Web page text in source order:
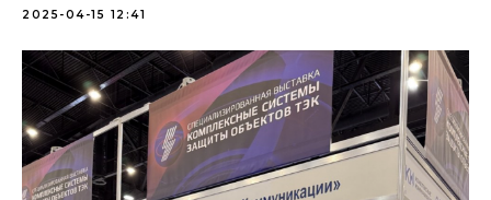
2025-04-15 12:41